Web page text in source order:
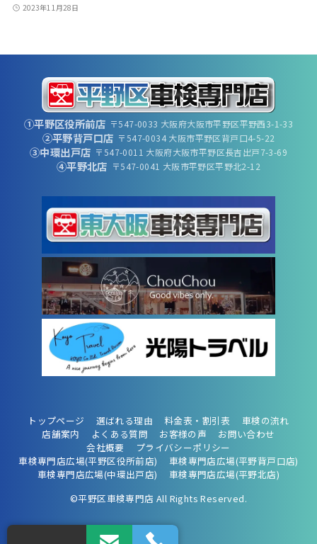
2023年11月28日
①平野区役所前店 〒547-0033 大阪府大阪市平野区平野西3-1-33
②平野背戸口店 〒547-0034 大阪市平野区背戸口4-5-22
③中環出戸店 〒547-0011 大阪府大阪市平野区長吉出戸7-3-69
④平野北店 〒547-0041 大阪市平野区平野北2-12
トップページ 選ばれる理由 料金表・割引表
車検の流れ
店舗案内
よくある質問 お客様の声
お問い合わせ
会社概要
プライバシーポリシー
車検専門店広場(平野区役所前店)
車検専門店広場(平野背戸口店)
車検専門店広場(中環出戸店)
車検専門店広場(平野北店)
©平野区車検専門店 All Rights Reserved.